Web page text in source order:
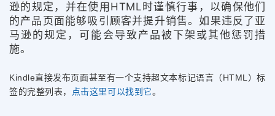
逊的规定，并在使用HTML时谨慎行事，以确保他们
的产品页面能够吸引顾客并提升销售。如果违反了亚
马逊的规定，可能会导致产品被下架或其他惩罚措
施。
Kindle直接发布页面甚至有一个支持超文本标记语言（HTML）标
签的完整列表，
点击这里可以找到它。